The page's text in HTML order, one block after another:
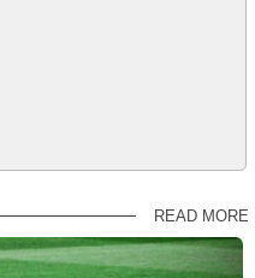
READ MORE